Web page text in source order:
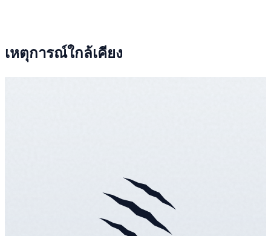
เหตุการณ์ใกล้เคียง